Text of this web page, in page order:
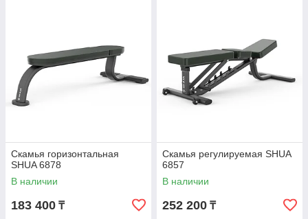
Скамья горизонтальная
SHUA 6878
В наличии
183 400 ₸
Скамья регулируемая SHUA
6857
В наличии
252 200 ₸